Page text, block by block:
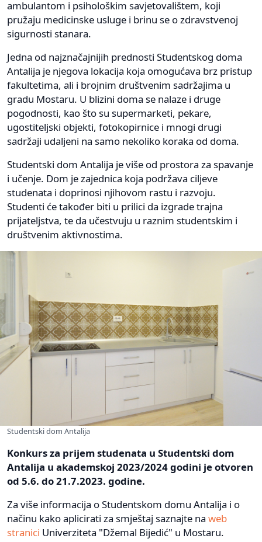
ambulantom i psihološkim savjetovalištem, koji
pružaju medicinske usluge i brinu se o zdravstvenoj
sigurnosti stanara.
Jedna od najznačajnijih prednosti Studentskog doma
Antalija je njegova lokacija koja omogućava brz pristup
fakultetima, ali i brojnim društvenim sadržajima u
gradu Mostaru. U blizini doma se nalaze i druge
pogodnosti, kao što su supermarketi, pekare,
ugostiteljski objekti, fotokopirnice i mnogi drugi
sadržaji udaljeni na samo nekoliko koraka od doma.
Studentski dom Antalija je više od prostora za spavanje
i učenje. Dom je zajednica koja podržava ciljeve
studenata i doprinosi njihovom rastu i razvoju.
Studenti će također biti u prilici da izgrade trajna
prijateljstva, te da učestvuju u raznim studentskim i
društvenim aktivnostima.
Studentski dom Antalija
Konkurs za prijem studenata u Studentski dom
Antalija u akademskoj 2023/2024 godini je otvoren
od 5.6. do 21.7.2023. godine.
Za više informacija o Studentskom domu Antalija i o
načinu kako aplicirati za smještaj saznajte na web
stranici Univerziteta "Džemal Bijedić" u Mostaru.